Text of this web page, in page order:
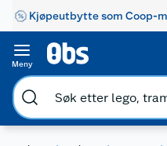
Kjøpeutbytte som Coop-
Meny